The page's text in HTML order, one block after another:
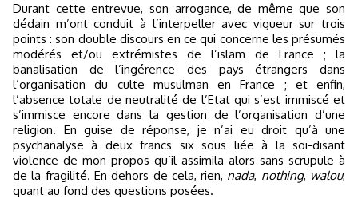
Durant cette entrevue, son arrogance, de même que son
dédain m’ont conduit à l’interpeller avec vigueur sur trois
points : son double discours en ce qui concerne les présumés
modérés et/ou extrémistes de l’islam de France ; la
banalisation de l’ingérence des pays étrangers dans
l’organisation du culte musulman en France ; et enfin,
l’absence totale de neutralité de l’Etat qui s’est immiscé et
s’immisce encore dans la gestion de l’organisation d’une
religion. En guise de réponse, je n’ai eu droit qu’à une
psychanalyse à deux francs six sous liée à la soi-disant
violence de mon propos qu’il assimila alors sans scrupule à
de la fragilité. En dehors de cela, rien, nada, nothing, walou,
quant au fond des questions posées.